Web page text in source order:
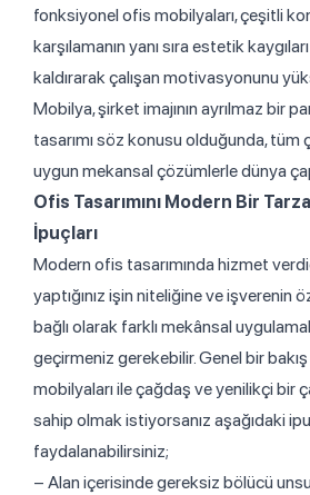
fonksiyonel ofis mobilyaları, çeşitli
karşılamanın yanı sıra estetik
kaldırarak çalışan motivasyonunu
Mobilya, şirket imajının ayrılmaz bir
tasarımı söz konusu olduğunda, tüm
uygun mekansal çözümlerle dünya
Ofis Tasarımını Modern Bir
İpuçları
Modern ofis tasarımında hizmet
yaptığınız işin niteliğine ve işverenin
bağlı olarak farklı mekânsal
geçirmeniz gerekebilir. Genel bir
mobilyaları ile çağdaş ve yenilikçi bir
sahip olmak istiyorsanız aşağıdaki
faydalanabilirsiniz;
– Alan içerisinde gereksiz bölücü